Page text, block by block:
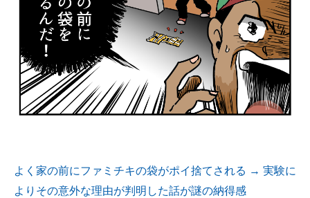
よく家の前にファミチキの袋がポイ捨てされる → 実験に
よりその意外な理由が判明した話が謎の納得感